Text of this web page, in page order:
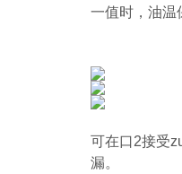
一值时，油温
可在口2接受
漏。